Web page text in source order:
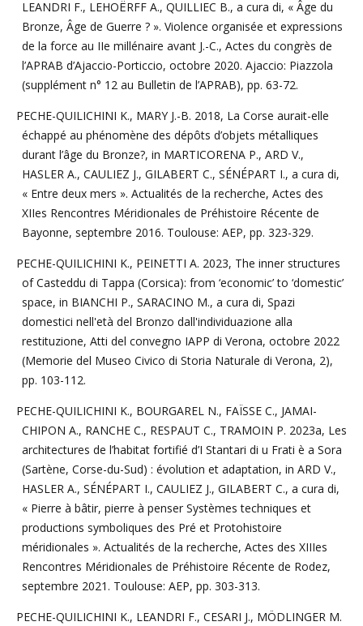
LEANDRI F., LEHOËRFF A., QUILLIEC B., a cura di, « Âge du
Bronze, Âge de Guerre ? ». Violence organisée et expressions
de la force au IIe millénaire avant J.-C., Actes du congrès de
l’APRAB d’Ajaccio-Porticcio, octobre 2020. Ajaccio: Piazzola
(supplément n° 12 au Bulletin de l’APRAB), pp. 63-72.
PECHE-QUILICHINI K., MARY J.-B. 2018, La Corse aurait-elle
échappé au phénomène des dépôts d’objets métalliques
durant l’âge du Bronze?, in MARTICORENA P., ARD V.,
HASLER A., CAULIEZ J., GILABERT C., SÉNÉPART I., a cura di,
« Entre deux mers ». Actualités de la recherche, Actes des
XIIes Rencontres Méridionales de Préhistoire Récente de
Bayonne, septembre 2016. Toulouse: AEP, pp. 323-329.
PECHE-QUILICHINI K., PEINETTI A. 2023, The inner structures
of Casteddu di Tappa (Corsica): from ‘economic’ to ‘domestic’
space, in BIANCHI P., SARACINO M., a cura di, Spazi
domestici nell'età del Bronzo dall'individuazione alla
restituzione, Atti del convegno IAPP di Verona, octobre 2022
(Memorie del Museo Civico di Storia Naturale di Verona, 2),
pp. 103-112.
PECHE-QUILICHINI K., BOURGAREL N., FAÏSSE C., JAMAI-
CHIPON A., RANCHE C., RESPAUT C., TRAMOIN P. 2023a, Les
architectures de l’habitat fortifié d’I Stantari di u Frati è a Sora
(Sartène, Corse-du-Sud) : évolution et adaptation, in ARD V.,
HASLER A., SÉNÉPART I., CAULIEZ J., GILABERT C., a cura di,
« Pierre à bâtir, pierre à penser Systèmes techniques et
productions symboliques des Pré et Protohistoire
méridionales ». Actualités de la recherche, Actes des XIIIes
Rencontres Méridionales de Préhistoire Récente de Rodez,
septembre 2021. Toulouse: AEP, pp. 303-313.
PECHE-QUILICHINI K., LEANDRI F., CESARI J., MÖDLINGER M.